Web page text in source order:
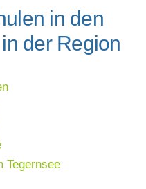
in den
der Region
Tegernsee